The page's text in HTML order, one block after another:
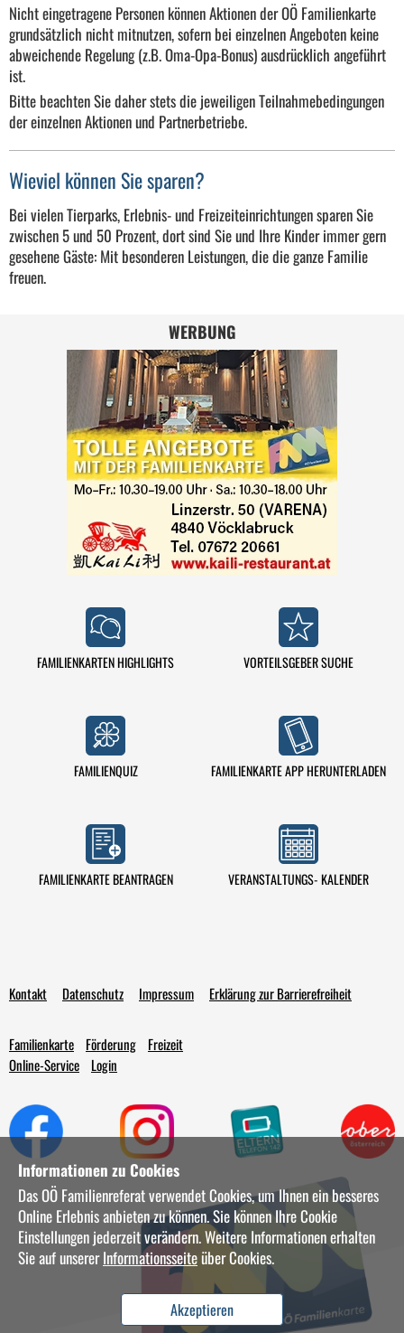
Informationen zu Cookies
Das OÖ Familienreferat verwendet Cookies, um Ihnen ein besseres
Online Erlebnis anbieten zu können. Sie können Ihre Cookie
Einstellungen jederzeit verändern. Weitere Informationen erhalten
Sie auf unsererInformationsseiteüber Cookies.
Akzeptieren
Nicht eingetragene Personen können Aktionen der OÖ Familienkarte
grundsätzlich nicht mitnutzen, sofern bei einzelnen Angeboten keine
abweichende Regelung (z.B. Oma-Opa-Bonus) ausdrücklich angeführt
ist.
Bitte beachten Sie daher stets die jeweiligen Teilnahmebedingungen
der einzelnen Aktionen und Partnerbetriebe.
Wieviel können Sie sparen?
Bei vielen Tierparks, Erlebnis- und Freizeiteinrichtungen sparen Sie
zwischen 5 und 50 Prozent, dort sind Sie und Ihre Kinder immer gern
gesehene Gäste: Mit besonderen Leistungen, die die ganze Familie
freuen.
WERBUNG
Kontakt Datenschutz Impressum Erklärung zur Barrierefreiheit
Familienkarte Förderung
Freizeit
Online-Service
Login
FAMILIENKARTEN HIGHLIGHTS VORTEILSGEBER SUCHE
FAMILIENQUIZ FAMILIENKARTE APP HERUNTERLADEN
FAMILIENKARTE BEANTRAGEN VERANSTALTUNGS- KALENDER